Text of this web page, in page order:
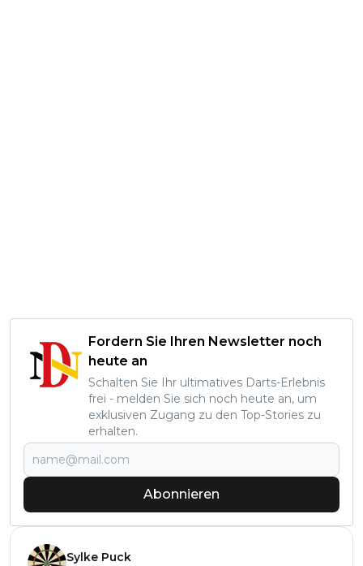
Fordern Sie Ihren Newsletter noch
heute an
Schalten Sie Ihr ultimatives Darts-Erlebnis
frei - melden Sie sich noch heute an, um
exklusiven Zugang zu den Top-Stories zu
erhalten.
Abonnieren
Sylke Puck